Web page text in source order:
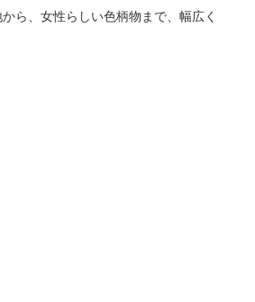
ら、女性らしい色柄物まで、幅広く